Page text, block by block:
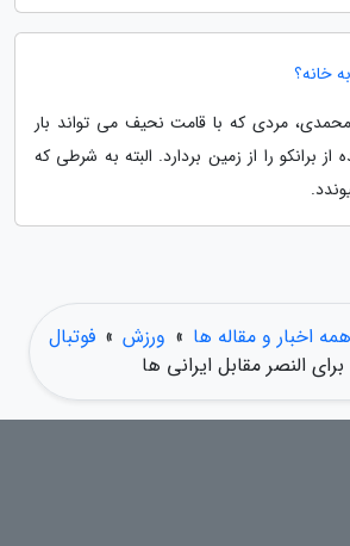
خانه؟
مردی که با قامت نحیف می تواند بار
برانکو را از زمین بردارد. البته به شرطی که
همه اخبار و مقاله ها » ورزش » فوتبال
النصر مقابل ایرانی ها